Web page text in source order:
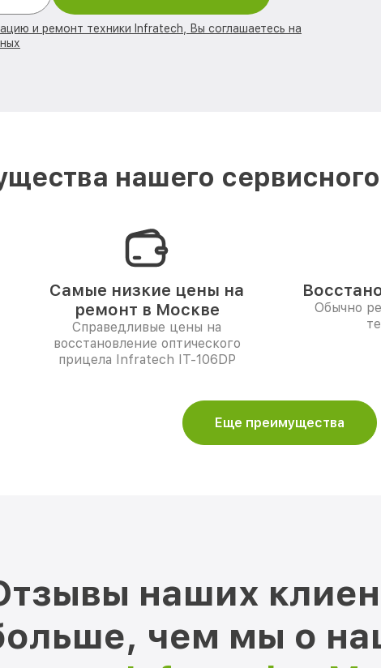
и ремонт техники Infratech, Вы соглашаетесь на
нашего
Самые низкие цены на
ремонт в Москве
Справедливые цены на
восстановление оптического
прицела Infratech IT-106DP
Обычно
Еще преимущества
наших
чем мы о